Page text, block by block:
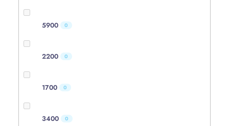
5900 0
2200 0
1700 0
3400 0